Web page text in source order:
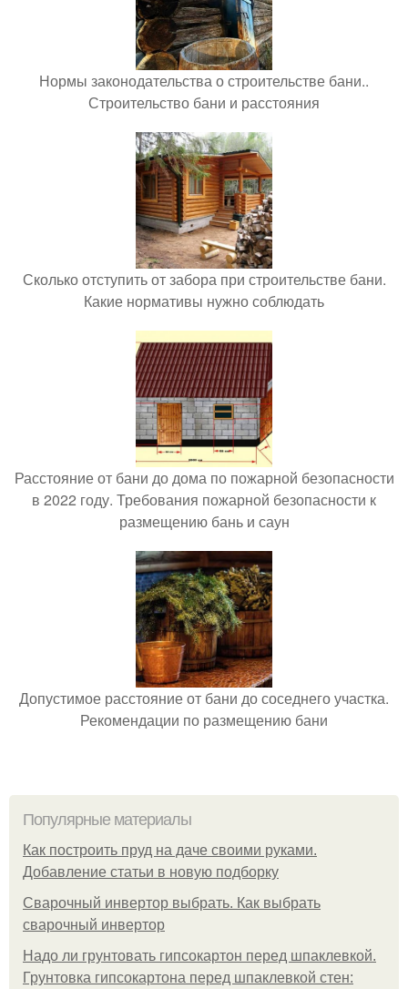
Нормы законодательства о строительстве бани..
Строительство бани и расстояния
Сколько отступить от забора при строительстве бани.
Какие нормативы нужно соблюдать
Расстояние от бани до дома по пожарной безопасности
в 2022 году. Требования пожарной безопасности к
размещению бань и саун
Допустимое расстояние от бани до соседнего участка.
Рекомендации по размещению бани
Популярные материалы
Как построить пруд на даче своими руками.
Добавление статьи в новую подборку
Сварочный инвертор выбрать. Как выбрать
сварочный инвертор
Надо ли грунтовать гипсокартон перед шпаклевкой.
Грунтовка гипсокартона перед шпаклевкой стен: